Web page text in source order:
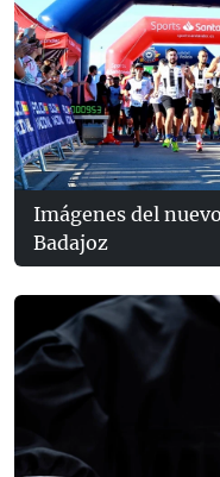
Imágenes del
Badajoz